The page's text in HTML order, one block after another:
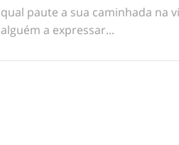
qual paute a sua caminhada na
alguém a expressar...